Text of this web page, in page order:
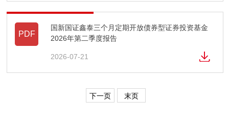
PDF
国新国证鑫泰三个月定期开放债券型证券投资基金
2026年第二季度报告
2026-07-21
下一页 末页